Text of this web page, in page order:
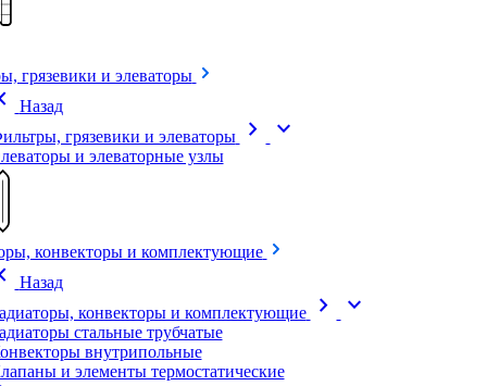
грязевики и элеваторы
Назад
грязевики и элеваторы
chevron_right expand_more
и элеваторные узлы
конвекторы и комплектующие
Назад
конвекторы и комплектующие
chevron_right expand_more
стальные трубчатые
внутрипольные
и элементы термостатические